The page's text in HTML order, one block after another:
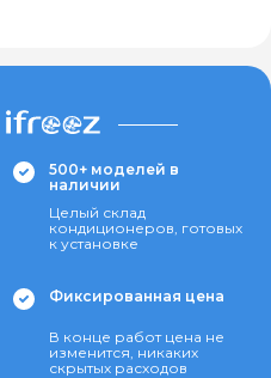
500+ моделей в
наличии
Целый склад
кондиционеров, готовых
к установке
Фиксированная цена
В конце работ цена не
изменится, никаких
скрытых расходов